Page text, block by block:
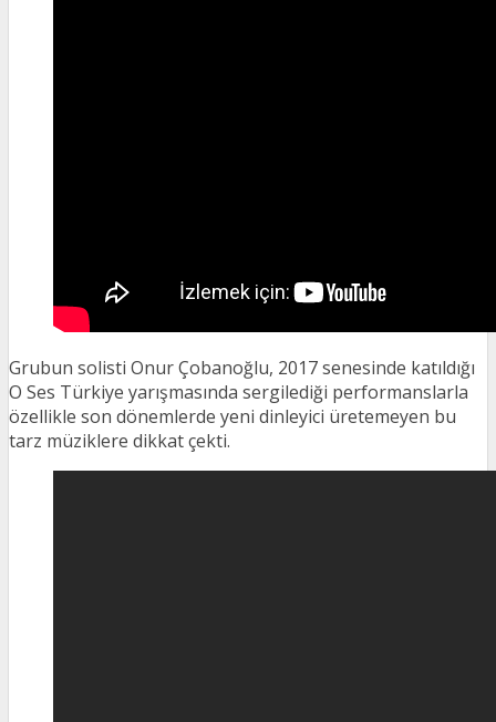
Grubun solisti Onur Çobanoğlu, 2017 senesinde katıldığı
O Ses Türkiye yarışmasında sergilediği performanslarla
özellikle son dönemlerde yeni dinleyici üretemeyen bu
tarz müziklere dikkat çekti.